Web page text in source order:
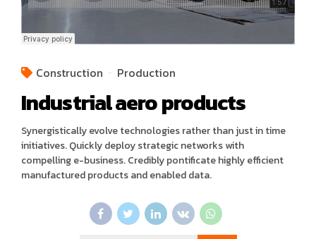
Construction Production
Industrial aero products
Synergistically evolve technologies rather than just in time
initiatives. Quickly deploy strategic networks with
compelling e-business. Credibly pontificate highly efficient
manufactured products and enabled data.